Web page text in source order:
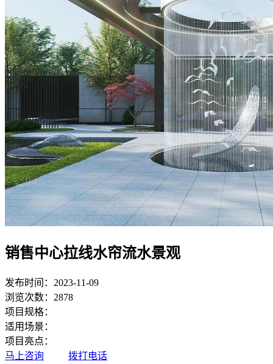
销售中心拉线水帘流水景观
发布时间：2023-11-09
浏览次数：2878
项目规格：
适用场景：
项目亮点：
马上咨询
拨打电话